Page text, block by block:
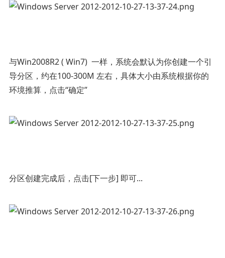
与Win2008R2 ( Win7) 一样，系统会默认为你创建一个引
导分区，约在100-300M 左右，具体大小由系统根据你的
环境推算，点击“确定”
分区创建完成后，点击[下一步] 即可...